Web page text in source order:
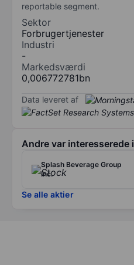
reportable segment.
Sektor
Forbrugertjenester
Industri
-
Markedsværdi
0,006772781bn
Data leveret af
Andre var interesserede i
Splash Beverage Group
Inc.
Se alle aktier